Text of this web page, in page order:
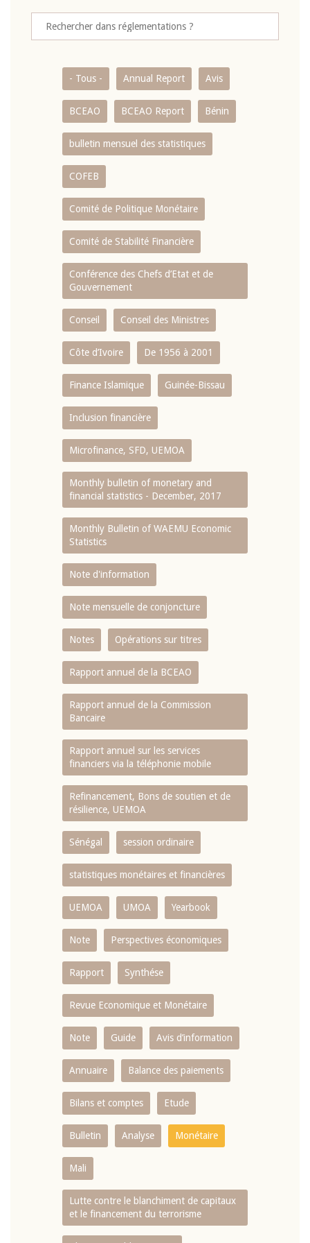
- Tous - Annual Report Avis
BCEAO BCEAO Report Bénin
bulletin mensuel des statistiques
COFEB
Comité de Politique Monétaire
Comité de Stabilité Financière
Conférence des Chefs d’Etat et de
Gouvernement
Conseil Conseil des Ministres
Côte d’Ivoire De 1956 à 2001
Finance Islamique Guinée-Bissau
Inclusion financière
Microfinance, SFD, UEMOA
Monthly bulletin of monetary and
financial statistics - December, 2017
Monthly Bulletin of WAEMU Economic
Statistics
Note d'information
Note mensuelle de conjoncture
Notes Opérations sur titres
Rapport annuel de la BCEAO
Rapport annuel de la Commission
Bancaire
Rapport annuel sur les services
financiers via la téléphonie mobile
Refinancement, Bons de soutien et de
résilience, UEMOA
Sénégal session ordinaire
statistiques monétaires et financières
UEMOA UMOA Yearbook
Note Perspectives économiques
Rapport Synthése
Revue Economique et Monétaire
Note Guide Avis d’information
Annuaire Balance des paiements
Bilans et comptes Etude
Bulletin Analyse Monétaire
Mali
Lutte contre le blanchiment de capitaux
et le financement du terrorisme